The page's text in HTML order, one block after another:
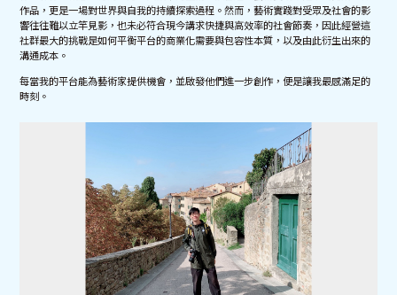
作品，更是一場對世界與自我的持續探索過程。然而，藝術實踐對受眾及社會的影
響往往難以立竿見影，也未必符合現今講求快捷與高效率的社會節奏，因此經營這
社群最大的挑戰是如何平衡平台的商業化需要與包容性本質，以及由此衍生出來的
溝通成本。
每當我的平台能為藝術家提供機會，並啟發他們進一步創作，便是讓我最感滿足的
時刻。